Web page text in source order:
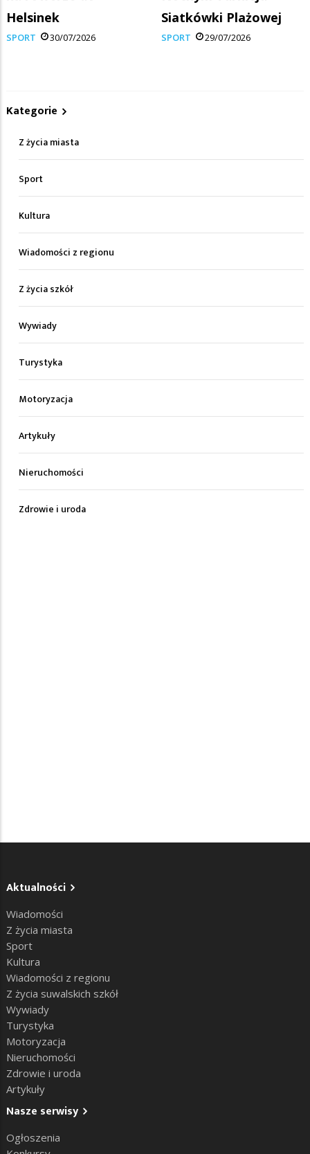
Helsinek
SPORT 30/07/2026
Siatkówki Plażowej
SPORT 29/07/2026
Kategorie
Z życia miasta
Sport
Kultura
Wiadomości z regionu
Z życia szkół
Wywiady
Turystyka
Motoryzacja
Artykuły
Nieruchomości
Zdrowie i uroda
Aktualności
Wiadomości
Z życia miasta
Sport
Kultura
Wiadomości z regionu
Z życia suwalskich szkół
Wywiady
Turystyka
Motoryzacja
Nieruchomości
Zdrowie i uroda
Artykuły
Nasze serwisy
Ogłoszenia